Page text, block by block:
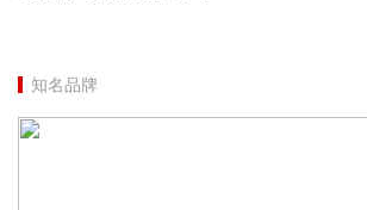
知名品牌